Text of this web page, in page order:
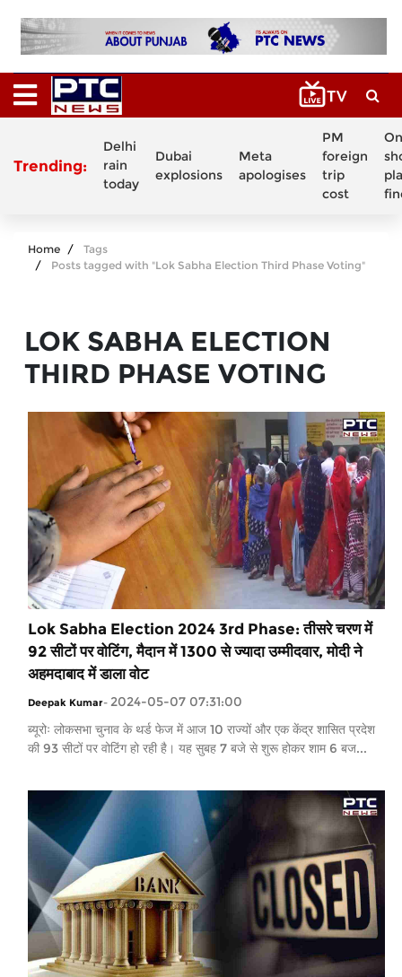
Trending:
Delhi
rain
today
Dubai
explosions
Meta
apologises
PM
foreign
trip
cost
Home
Tags
Posts tagged with "Lok Sabha Election Third Phase Voting"
LOK SABHA ELECTION
THIRD PHASE VOTING
Lok Sabha Election 2024 3rd Phase: तीसरे चरण में
92 सीटों पर वोटिंग, मैदान में 1300 से ज्यादा उम्मीदवार, मोदी ने
अहमदाबाद में डाला वोट
Deepak Kumar- 2024-05-07 07:31:00
ब्यूरोः लोकसभा चुनाव के थर्ड फेज में आज 10 राज्यों और एक केंद्र शासित प्रदेश
की 93 सीटों पर वोटिंग हो रही है। यह सुबह 7 बजे से शुरू होकर शाम 6 बज...